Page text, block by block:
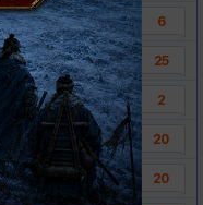
6
25
2
20
20